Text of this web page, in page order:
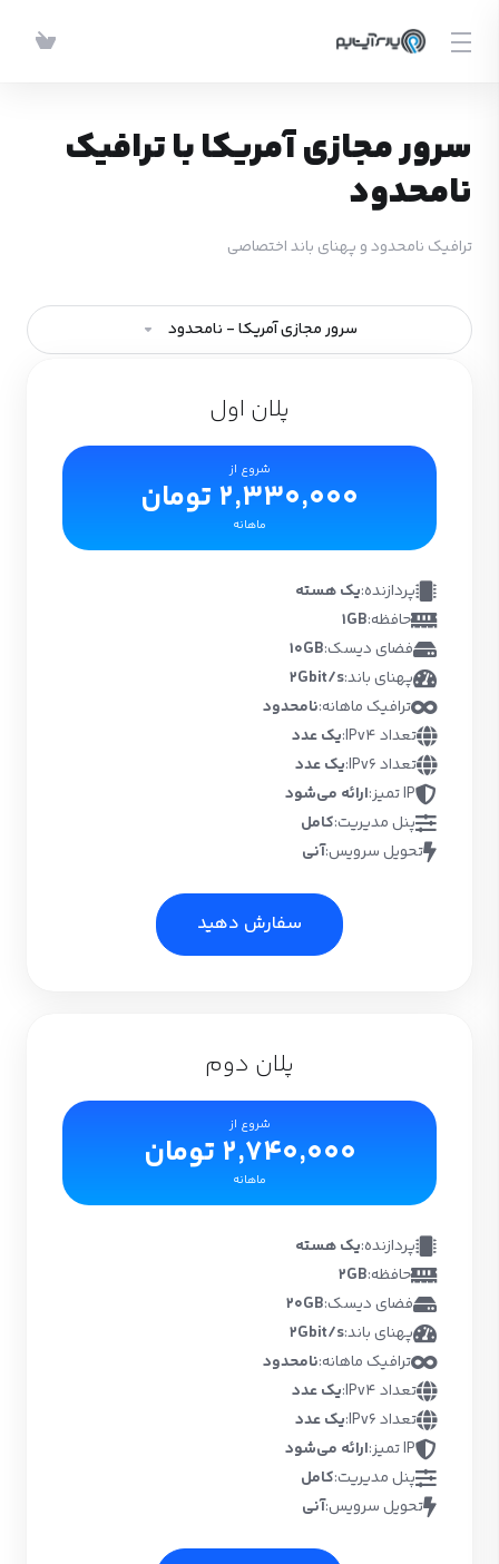
سرور مجازی آمریکا با ترافیک
نامحدود
ترافیک نامحدود و پهنای باند اختصاصی
سرور مجازی آمریکا - نامحدود
پلان اول
شروع از
2,330,000 تومان
ماهانه
پردازنده:یک هسته
حافظه:1GB
فضای دیسک:10GB
پهنای باند:2Gbit/s
ترافیک ماهانه:نامحدود
تعداد IPv4:
یک عدد
تعداد IPv6:
یک عدد
IP تمیز:
ارائه می‌شود
پنل مدیریت:کامل
تحویل سرویس:آنی
سفارش دهید
پلان دوم
شروع از
2,740,000 تومان
ماهانه
پردازنده:یک هسته
حافظه:2GB
فضای دیسک:20GB
پهنای باند:2Gbit/s
ترافیک ماهانه:نامحدود
تعداد IPv4:
یک عدد
تعداد IPv6:
یک عدد
IP تمیز:
ارائه می‌شود
پنل مدیریت:کامل
تحویل سرویس:آنی